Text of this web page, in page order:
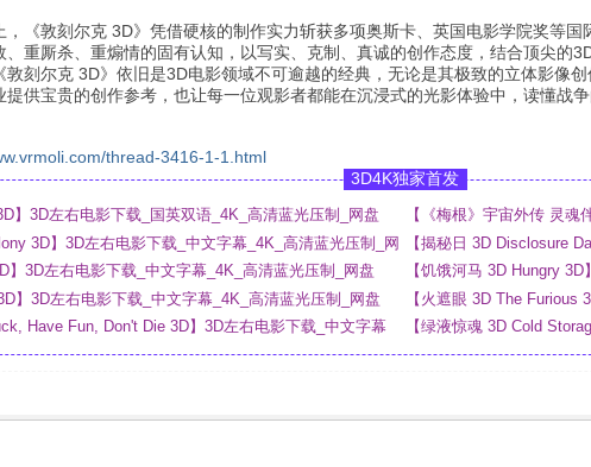
，《敦刻尔克 3D》凭借硬核的制作实力斩获多项奥斯卡、英国电影学院奖等
重厮杀、重煽情的固有认知，以写实、克制、真诚的创作态度，结合顶尖的
刻尔克 3D》依旧是3D电影领域不可逾越的经典，无论是其极致的立体影像
供宝贵的创作参考，也让每一位观影者都能在沉浸式的光影体验中，读懂战
thread-3416-1-1.html
3D4K独家首发
】3D左右电影下载_国英双语_4K_高清蓝光压制_网盘
【《梅根》宇宙外传 灵
_4K_高清蓝光压制_网盘
3D】3D左右电影下载_中文字幕_4K_高清蓝光压制_网
【揭秘日 3D Disclosure
网盘
】3D左右电影下载_中文字幕_4K_高清蓝光压制_网盘
【饥饿河马 3D Hungry
】3D左右电影下载_中文字幕_4K_高清蓝光压制_网盘
【火遮眼 3D The Furious
Have Fun, Don't Die 3D】3D左右电影下载_中文字幕
【绿液惊魂 3D Cold